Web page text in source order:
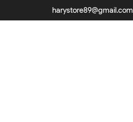
harystore89@gmail.com